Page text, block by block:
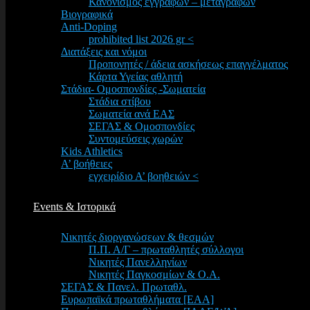
Βιογραφικά
Anti-Doping
prohibited list 2026 gr <
Διατάξεις και νόμοι
Προπονητές / άδεια ασκήσεως επαγγέλματος
Κάρτα Υγείας αθλητή
Στάδια- Ομοσπονδίες -Σωματεία
Στάδια στίβου
Σωματεία ανά ΕΑΣ
ΣΕΓΑΣ & Ομοσπονδίες
Συντομεύσεις χωρών
Kids Athletics
Α’ βοήθειες
εγχειρίδιο Α’ βοηθειών <
Events & Ιστορικά
Νικητές διοργανώσεων & θεσμών
Π.Π. Α/Γ – πρωταθλητές σύλλογοι
Νικητές Πανελληνίων
Νικητές Παγκοσμίων & Ο.Α.
ΣΕΓΑΣ & Πανελ. Πρωταθλ.
Ευρωπαϊκά πρωταθλήματα [EAA]